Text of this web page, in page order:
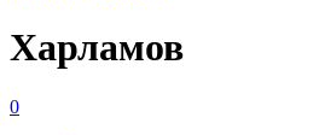
Харламов
0